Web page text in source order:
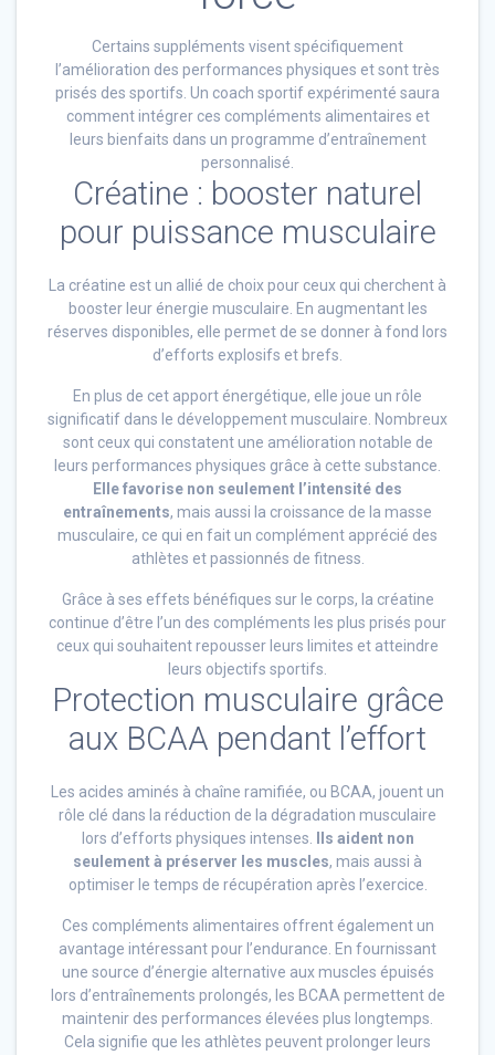
Certains suppléments visent spécifiquement
l’amélioration des performances physiques et sont très
prisés des sportifs. Un coach sportif expérimenté saura
comment intégrer ces compléments alimentaires et
leurs bienfaits dans un programme d’entraînement
personnalisé.
Créatine : booster naturel
pour puissance musculaire
La créatine est un allié de choix pour ceux qui cherchent à
booster leur énergie musculaire. En augmentant les
réserves disponibles, elle permet de se donner à fond lors
d’efforts explosifs et brefs.
En plus de cet apport énergétique, elle joue un rôle
significatif dans le développement musculaire. Nombreux
sont ceux qui constatent une amélioration notable de
leurs performances physiques grâce à cette substance.
Elle favorise non seulement l’intensité des
entraînements, mais aussi la croissance de la masse
musculaire, ce qui en fait un complément apprécié des
athlètes et passionnés de fitness.
Grâce à ses effets bénéfiques sur le corps, la créatine
continue d’être l’un des compléments les plus prisés pour
ceux qui souhaitent repousser leurs limites et atteindre
leurs objectifs sportifs.
Protection musculaire grâce
aux BCAA pendant l’effort
Les acides aminés à chaîne ramifiée, ou BCAA, jouent un
rôle clé dans la réduction de la dégradation musculaire
lors d’efforts physiques intenses.
Ils aident non
seulement à préserver les muscles, mais aussi à
optimiser le temps de récupération après l’exercice.
Ces compléments alimentaires offrent également un
avantage intéressant pour l’endurance. En fournissant
une source d’énergie alternative aux muscles épuisés
lors d’entraînements prolongés, les BCAA permettent de
maintenir des performances élevées plus longtemps.
Cela signifie que les athlètes peuvent prolonger leurs